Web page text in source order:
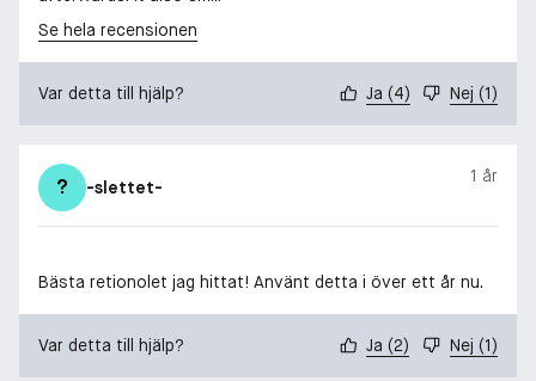
Se hela recensionen
Var detta till hjälp? Ja (4) Nej (1)
? -slettet-
1 år
Bästa retionolet jag hittat! Använt detta i över ett år nu.
Var detta till hjälp? Ja (2) Nej (1)